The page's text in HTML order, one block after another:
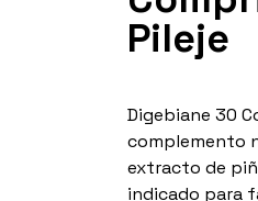
Pileje
Digebiane 30
complemento
extracto de
indicado para